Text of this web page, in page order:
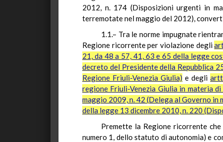
2012, n. 174 (Disposizioni urgenti in
terremotate nel maggio del 2012),
1.1.– Tra le norme impugnate
Regione ricorrente per violazione degli
21, da 48 a 57, 41, 63 e 65 della legge
decreto del Presidente della Repubblica
Regione Friuli-Venezia Giulia) e degli
regione Friuli-Venezia Giulia in materia
maggio 2009, n. 42 (Delega al Governo
della legge 13 dicembre 2010, n. 220
Premette la Regione ricorrente
numero 1, dello statuto di autonomia) e